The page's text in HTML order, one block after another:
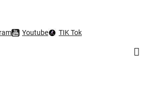
Youtube TIK Tok